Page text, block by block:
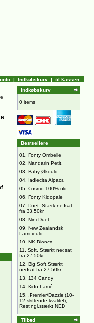
| Indkøbskurv | til Kassen
Indkøbskurv
0 items
Bestsellere
01. Fonty Ombelle
02. Mandarin Petit.
03. Baby Økould
04. Indiecita Alpaca
05. Cosmo 100% uld
06. Fonty Kidopale
07. Duet. Stærk nedsat
fra 33,50kr
08. Mini Duet
09. New Zealandsk
Lammeuld
10. MK Bianca
11. Soft. Stærkt nedsat
fra 27,50kr
12. Big Soft.Stærkt
nedsat fra 27.50kr
13. 134 Candy
14. Kido Lamé
15.
.Premier/Dazzle (10-
12 skiftende kvalitet),
Rest ngl.stærkt NED
Tilbud